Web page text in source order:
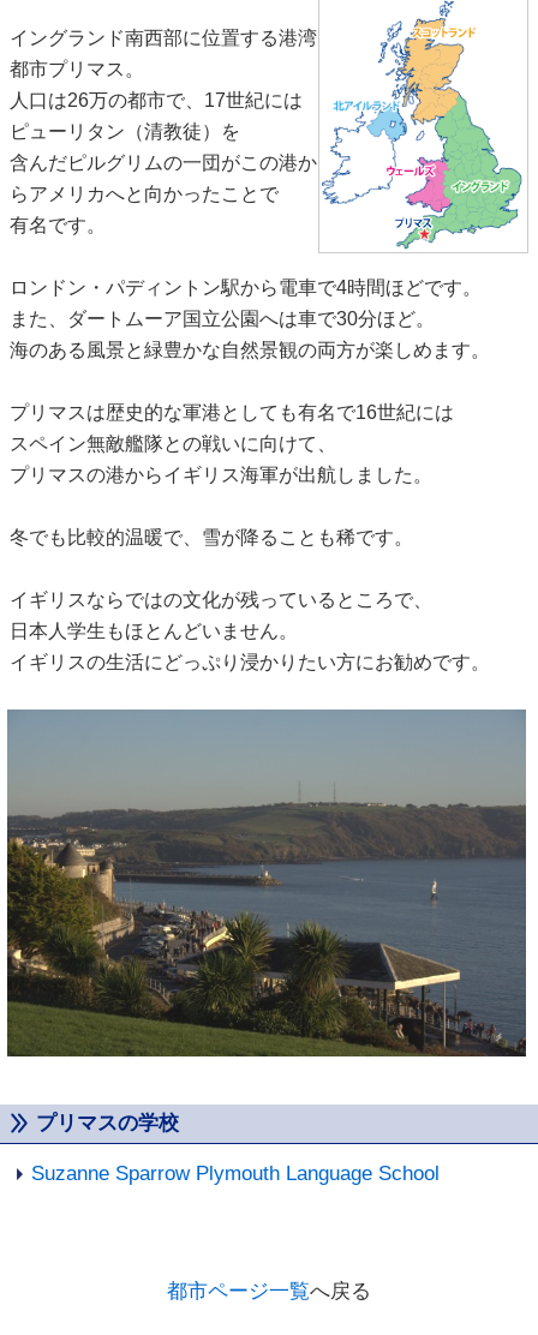
イングランド南西部に位置する港湾
都市プリマス。
人口は26万の都市で、17世紀には
ピューリタン（清教徒）を
含んだピルグリムの一団がこの港か
らアメリカへと向かったことで
有名です。
ロンドン・パディントン駅から電車で4時間ほどです。
また、ダートムーア国立公園へは車で30分ほど。
海のある風景と緑豊かな自然景観の両方が楽しめます。
プリマスは歴史的な軍港としても有名で16世紀には
スペイン無敵艦隊との戦いに向けて、
プリマスの港からイギリス海軍が出航しました。
冬でも比較的温暖で、雪が降ることも稀です。
イギリスならではの文化が残っているところで、
日本人学生もほとんどいません。
イギリスの生活にどっぷり浸かりたい方にお勧めです。
プリマスの学校
Suzanne Sparrow Plymouth Language School
都市ページ一覧へ戻る